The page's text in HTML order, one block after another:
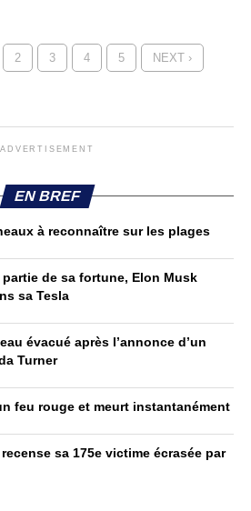
2 3 4 5 NEXT ›
ADVERTISEMENT
EN BREF
à reconnaître sur les plages
de sa fortune, Elon Musk
sa Tesla
évacué après l’annonce d’un
Turner
feu rouge et meurt instantanément
sa 175e victime écrasée par